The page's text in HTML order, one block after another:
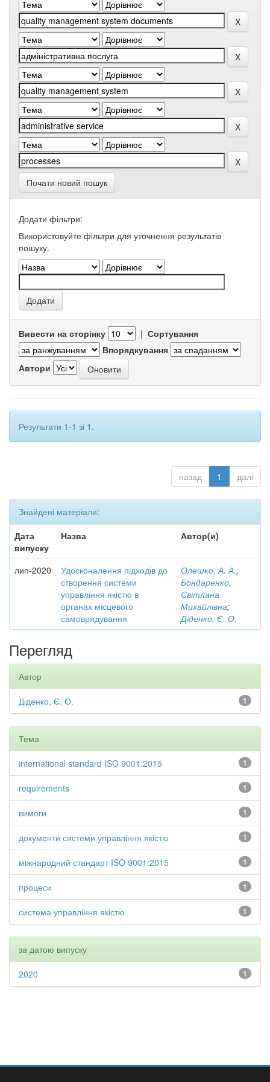
Почати новий пошук
Додати фільтри:
Використовуйте фільтри для уточнення результатів
пошуку.
Вивести на сторінку | Сортування
Впорядкування
Автори
Результати 1-1 зі 1.
назад 1 далі
Знайдені матеріали:
Дата
випуску
Назва Автор(и)
лип-2020
Удосконалення підходів до
створення системи
управління якістю в
органах місцевого
самоврядування
Олешко, А. А.;
Бондаренко,
Світлана
Михайлівна;
Діденко, Є. О.
Перегляд
Автор
1
Діденко, Є. О.
Тема
1
international standard ISO 9001:2015
1
requirements
1
вимоги
1
документи системи управління якістю
1
міжнародний стандарт ISO 9001:2015
1
процеси
1
система управління якістю
за датою випуску
1
2020